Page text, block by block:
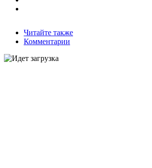
Читайте также
Комментарии